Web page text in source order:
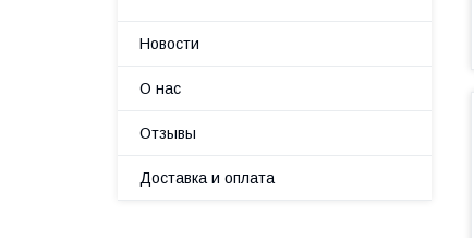
Новости
О нас
Отзывы
Доставка и оплата